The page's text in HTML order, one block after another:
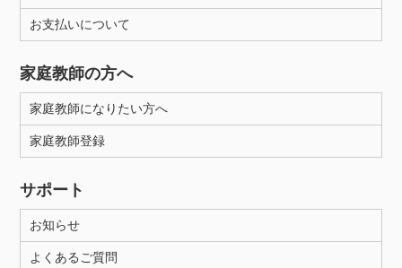
お支払いについて
家庭教師の方へ
家庭教師になりたい方へ
家庭教師登録
サポート
お知らせ
よくあるご質問